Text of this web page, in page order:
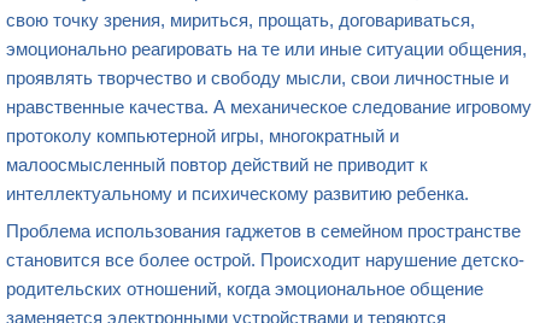
свою точку зрения, мириться, прощать, договариваться,
эмоционально реагировать на те или иные ситуации общения,
проявлять творчество и свободу мысли, свои личностные и
нравственные качества. А механическое следование игровому
протоколу компьютерной игры, многократный и
малоосмысленный повтор действий не приводит к
интеллектуальному и психическому развитию ребенка.
Проблема использования гаджетов в семейном пространстве
становится все более острой. Происходит нарушение детско-
родительских отношений, когда эмоциональное общение
заменяется электронными устройствами и теряются